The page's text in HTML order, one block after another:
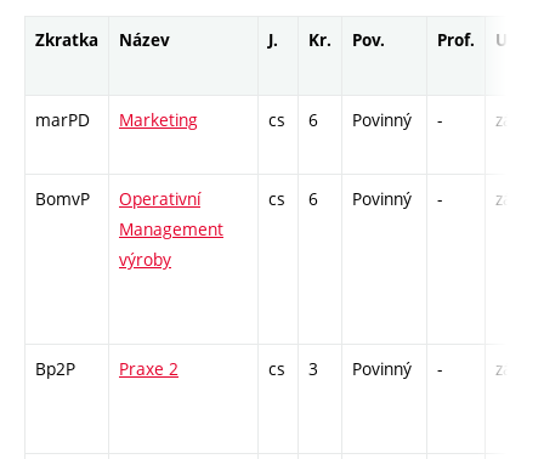
Zkratka Název J. Kr. Pov. Prof. Uk.
marPD Marketing cs 6 Povinný - zá,zk
BomvP
Operativní
Management
výroby
cs 6 Povinný - zá,zk
Bp2P Praxe 2 cs 3 Povinný - zá